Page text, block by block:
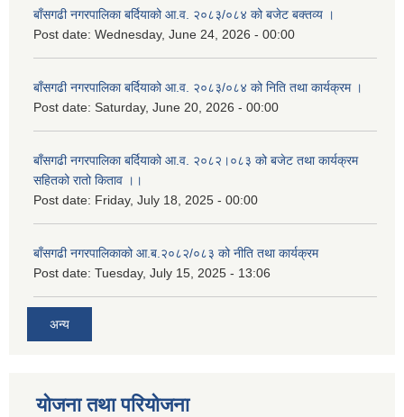
बाँसगढी नगरपालिका बर्दियाको आ.व. २०८३/०८४ को बजेट बक्तव्य ।
Post date: Wednesday, June 24, 2026 - 00:00
बाँसगढी नगरपालिका बर्दियाको आ.व. २०८३/०८४ को निति तथा कार्यक्रम ।
Post date: Saturday, June 20, 2026 - 00:00
बाँसगढी नगरपालिका बर्दियाको आ.व. २०८२।०८३ को बजेट तथा कार्यक्रम
सहितको रातो किताव ।।
Post date: Friday, July 18, 2025 - 00:00
बाँसगढी नगरपालिकाको आ.ब.२०८२/०८३ को नीति तथा कार्यक्रम
Post date: Tuesday, July 15, 2025 - 13:06
अन्य
योजना तथा परियोजना